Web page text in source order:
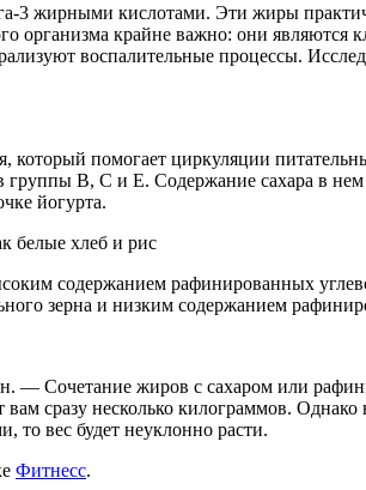
3 жирными кислотами. Эти жиры
организма крайне важно: они
воспалительные процессы.
помогает циркуляции
B, C и Е. Содержание сахара в
йогурта.
белые хлеб и рис
содержанием рафинированных
зерна и низким содержанием
Сочетание жиров с сахаром или
сразу несколько килограммов.
вес будет неуклонно расти.
Фитнесс.